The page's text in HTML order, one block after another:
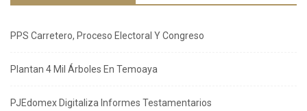
PPS Carretero, Proceso Electoral Y Congreso
Plantan 4 Mil Árboles En Temoaya
PJEdomex Digitaliza Informes Testamentarios